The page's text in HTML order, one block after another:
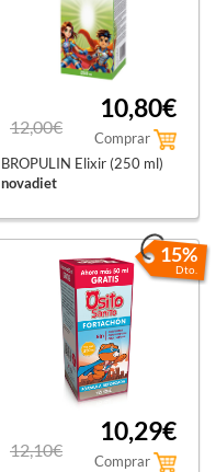
12,00€
10,80€
Comprar
BROPULIN Elixir (250 ml)
novadiet
15%
Dto.
12,10€
10,29€
Comprar